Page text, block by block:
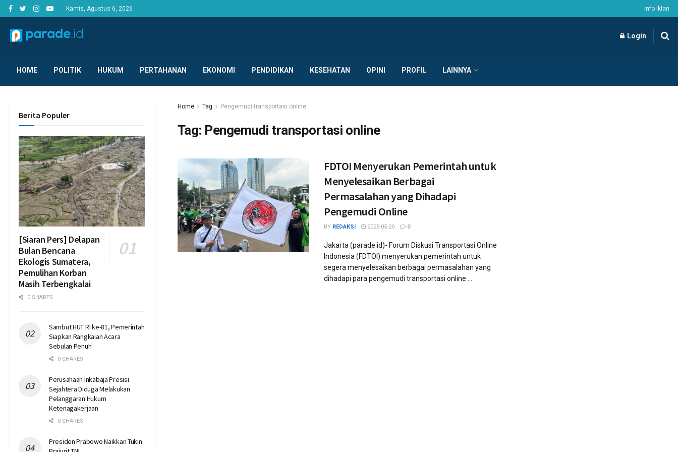
Kamis, Agustus 6, 2026 Info Iklan
Login
HOME POLITIK HUKUM PERTAHANAN EKONOMI PENDIDIKAN KESEHATAN OPINI PROFIL LAINNYA
Home Tag Pengemudi transportasi online
Tag: Pengemudi transportasi online
FDTOI Menyerukan Pemerintah untuk
Menyelesaikan Berbagai
Permasalahan yang Dihadapi
Pengemudi Online
BY REDAKSI 2025-05-20 0
Jakarta (parade.id)- Forum Diskusi Transportasi Online
Indonesia (FDTOI) menyerukan pemerintah untuk
segera menyelesaikan berbagai permasalahan yang
dihadapi para pengemudi transportasi online ...
Berita Populer
[Siaran Pers] Delapan
Bulan Bencana
Ekologis Sumatera,
Pemulihan Korban
Masih Terbengkalai
0 SHARES
Sambut HUT RI ke-81, Pemerintah
Siapkan Rangkaian Acara
Sebulan Penuh
0 SHARES
Perusahaan Inkabaja Presisi
Sejahtera Diduga Melakukan
Pelanggaran Hukum
Ketenagakerjaan
0 SHARES
Presiden Prabowo Naikkan Tukin